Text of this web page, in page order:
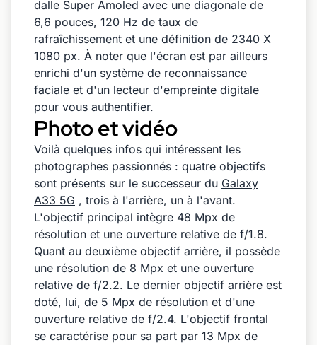
dalle Super Amoled avec une diagonale de
6,6 pouces, 120 Hz de taux de
rafraîchissement et une définition de 2340 X
1080 px. À noter que l'écran est par ailleurs
enrichi d'un système de reconnaissance
faciale et d'un lecteur d'empreinte digitale
pour vous authentifier.
Photo et vidéo
Voilà quelques infos qui intéressent les
photographes passionnés : quatre objectifs
sont présents sur le successeur du Galaxy
A33 5G , trois à l'arrière, un à l'avant.
L'objectif principal intègre 48 Mpx de
résolution et une ouverture relative de f/1.8.
Quant au deuxième objectif arrière, il possède
une résolution de 8 Mpx et une ouverture
relative de f/2.2. Le dernier objectif arrière est
doté, lui, de 5 Mpx de résolution et d'une
ouverture relative de f/2.4. L'objectif frontal
se caractérise pour sa part par 13 Mpx de